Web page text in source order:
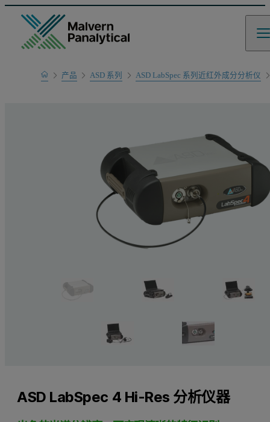
Home产品
产品系列
ASD 系列 ASD LabSpec 系列近红外成分分析仪
ASD LabSpec 4 Hi-Res 分析仪器